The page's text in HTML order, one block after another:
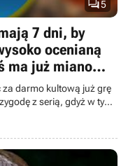
5
7 dni, by
ocenianą
ma już miano
za darmo kultową już grę
z serią, gdyż w tym